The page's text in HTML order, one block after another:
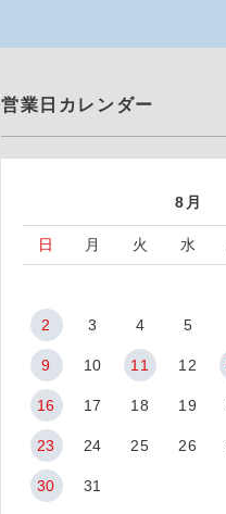
営業日カレンダー
8月
日 月 火 水
2 3 4 5
9 10 11 12
16 17 18 19
23 24 25 26
30 31